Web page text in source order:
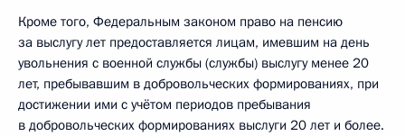
Кроме того, Федеральным законом право на пенсию
за выслугу лет предоставляется лицам, имевшим на день
увольнения с военной службы (службы) выслугу менее 20
лет, пребывавшим в добровольческих формированиях, при
достижении ими с учётом периодов пребывания
в добровольческих формированиях выслуги 20 лет и более.